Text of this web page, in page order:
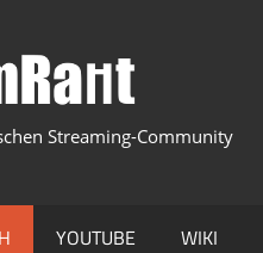
Streaming-Community
YOUTUBE WIKI